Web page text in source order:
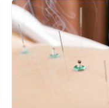
バリアフリー
「健康にはりを見